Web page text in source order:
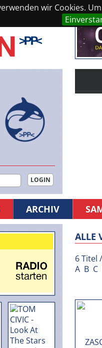
wir Cookies.
ARCHIV
ALLE
6 Titel
A B C